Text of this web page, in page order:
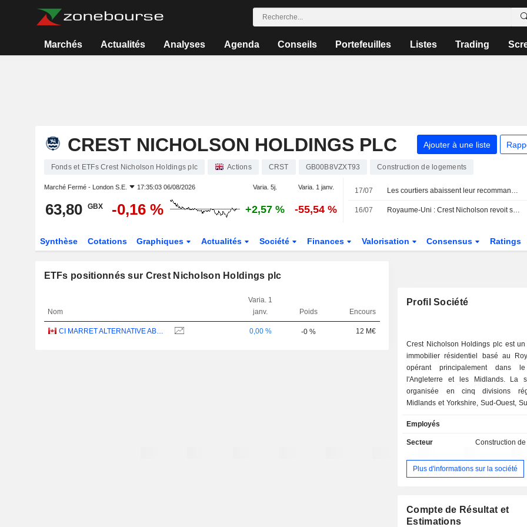
Marchés Actualités Analyses Agenda Conseils Portefeuilles Listes Trading
CREST NICHOLSON HOLDINGS PLC Ajouter à une liste
Fonds et ETFs Crest Nicholson Holdings plc Actions CRST GB00B8VZXT93 Construction de logements
Marché Fermé - London S.E. 17:35:03 06/08/2026 Varia. 5j. Varia. 1 janv.
63,80 GBX -0,16 % +2,57 % -55,54 %
17/07 Les courtiers abaissent leur recommandation sur Rotork à " conserver » suite au rachat par ABB
16/07 Royaume-Uni : Crest Nicholson revoit ses prévisions de bénéfices à la baisse face à l'incertitude économique
Synthèse Cotations Graphiques Actualités Société Finances Valorisation Consensus Ratings
ETFs positionnés sur Crest Nicholson Holdings plc
Nom
Varia. 1
janv.
Poids Encours
CI MARRET ALTERNATIVE ABSOLUTE RETURN BOND ETF - CAD 0,00 % -0 % 12 M€
Profil Société
Crest Nicholson Holdings plc est un
immobilier résidentiel basé au
opérant principalement dans
l'Angleterre et les Midlands. La
organisée en cinq divisions
Midlands et Yorkshire, Sud-Ouest,
projets immobiliers à usage mixte,
résidentiel, au Royaume-Uni. Elles
contribuent à soutenir et à
performance constante à
avec des fournisseurs agréés de
abordables. Les filiales de
Employés
Secteur Construction
Plus d'informations sur la société
Compte de Résultat et
Estimations